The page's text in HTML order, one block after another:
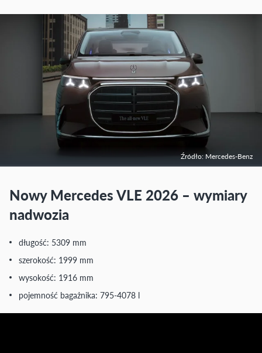
Źródło: Mercedes-Benz
Nowy Mercedes VLE 2026 – wymiary
nadwozia
długość: 5309 mm
szerokość: 1999 mm
wysokość: 1916 mm
pojemność bagażnika: 795-4078 l